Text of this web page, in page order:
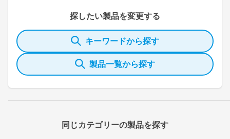
探したい製品を変更する
キーワードから探す
製品一覧から探す
同じカテゴリーの製品を探す